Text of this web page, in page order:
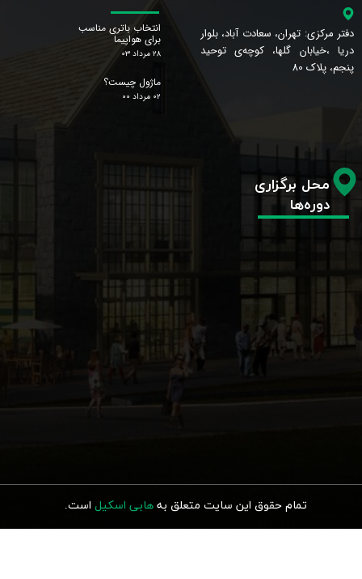
دفتر مرکزی: تهران، سعادت آباد، بلوار
دریا ،خیابان گلها، کوچه‌ی توحید
پنجم، پلاک 80
انتخاب باتری مناسب
برای هواپیما
۲۸ مرداد ۰۳
ماژول چیست؟
۰۲ مرداد ۰۰
تمام حقوق این سایت متعلق به هابی اسکیل است.
محل برگزاری
دوره‌ها